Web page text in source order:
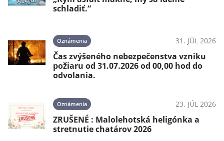
schladiť.“
Oznámenia 31. JÚL 2026
Čas zvýšeného nebezpečenstva vzniku
požiaru od 31.07.2026 od 00,00 hod do
odvolania.
Oznámenia 23. JÚL 2026
ZRUŠENÉ : Malolehotská heligónka a
stretnutie chatárov 2026